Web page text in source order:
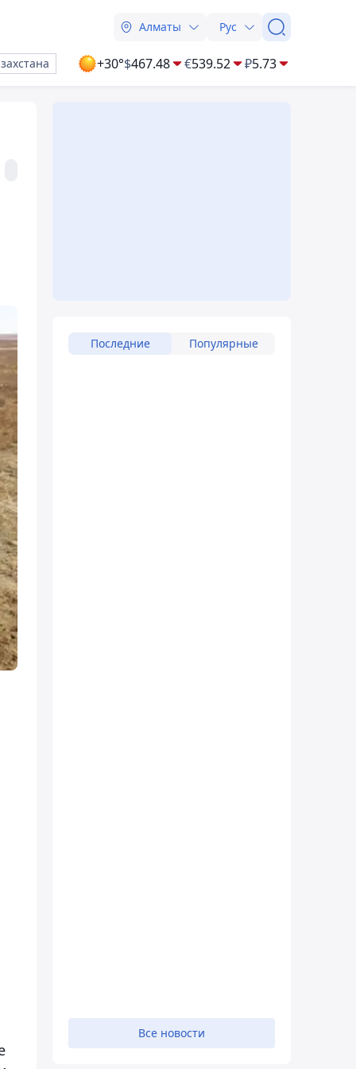
Алматы Рус
+30°$467.48 €539.52 ₽5.73
Последние Популярные
Все новости